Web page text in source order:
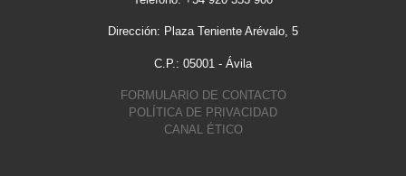
Dirección: Plaza Teniente Arévalo, 5
C.P.: 05001 - Ávila
FORMULARIO DE CONTACTO
POLÍTICA DE PRIVACIDAD
CANAL ÉTICO